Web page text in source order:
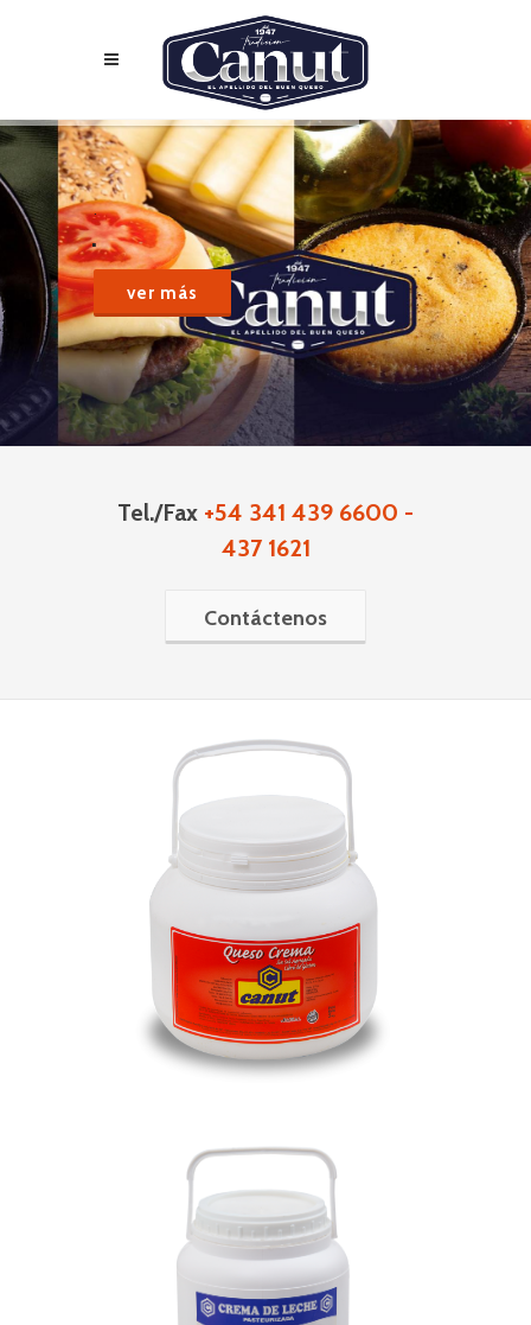
.
.
ver más
Tel./Fax +54 341 439 6600 -
437 1621
Contáctenos
Crema de Leche